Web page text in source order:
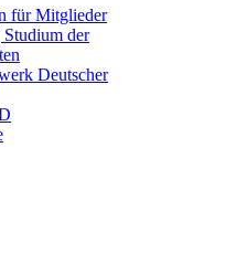
für Mitglieder
der
Deutscher